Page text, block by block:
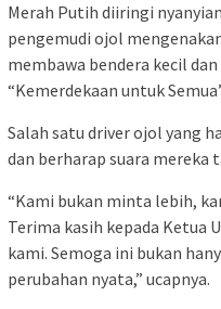
Merah Putih diiringi
pengemudi ojol
membawa bendera kecil
“Kemerdekaan untuk
Salah satu driver ojol yang
dan berharap suara mereka
“Kami bukan minta lebih,
Terima kasih kepada Ketua
kami. Semoga ini bukan
perubahan nyata,” ucapnya.